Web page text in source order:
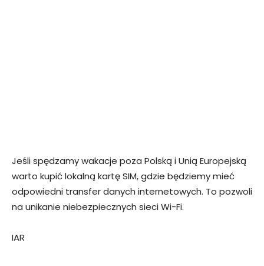
Jeśli spędzamy wakacje poza Polską i Unią Europejską
warto kupić lokalną kartę SIM, gdzie będziemy mieć
odpowiedni transfer danych internetowych. To pozwoli
na unikanie niebezpiecznych sieci Wi-Fi.
IAR